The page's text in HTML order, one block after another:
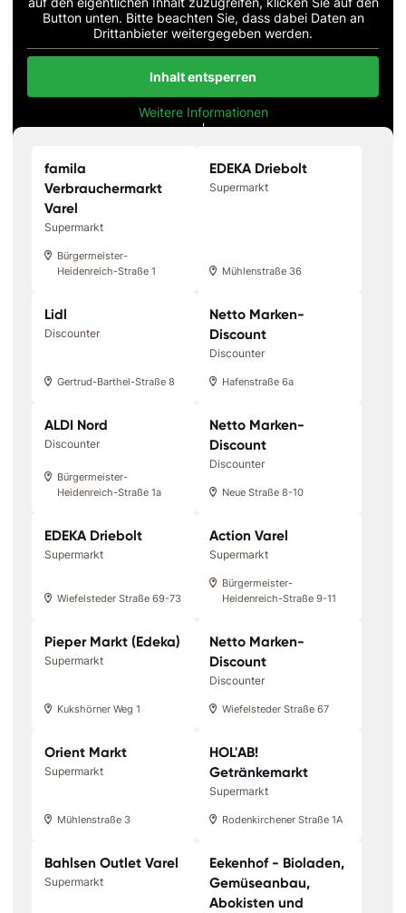
Button unten. Bitte beachten Sie, dass dabei Daten an
Drittanbieter weitergegeben werden.
Inhalt entsperren
Weitere Informationen
'
famila
Verbrauchermarkt
Varel
Supermarkt
Bürgermeister-
Heidenreich-Straße 1
EDEKA Driebolt
Supermarkt
Mühlenstraße 36
Lidl
Discounter
Gertrud-Barthel-Straße 8
Netto Marken-
Discount
Discounter
Hafenstraße 6a
ALDI Nord
Discounter
Bürgermeister-
Heidenreich-Straße 1a
Netto Marken-
Discount
Discounter
Neue Straße 8-10
EDEKA Driebolt
Supermarkt
Wiefelsteder Straße 69-73
Action Varel
Supermarkt
Bürgermeister-
Heidenreich-Straße 9-11
Pieper Markt (Edeka)
Supermarkt
Kukshörner Weg 1
Netto Marken-
Discount
Discounter
Wiefelsteder Straße 67
Orient Markt
Supermarkt
Mühlenstraße 3
HOL'AB!
Getränkemarkt
Supermarkt
Rodenkirchener Straße 1A
Bahlsen Outlet Varel
Supermarkt
Eekenhof - Bioladen,
Gemüseanbau,
Abokisten und